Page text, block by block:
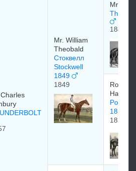
Mr. William
Theobald
Стоквелл
Stockwell
1849
1849
Mr.
The
1842
Royal
1837
1837